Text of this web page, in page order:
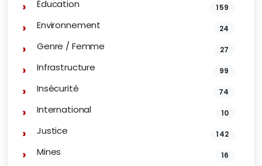
Éducation 159
Environnement 24
Genre / Femme 27
Infrastructure 99
Insécurité 74
International 10
Justice 142
Mines 16